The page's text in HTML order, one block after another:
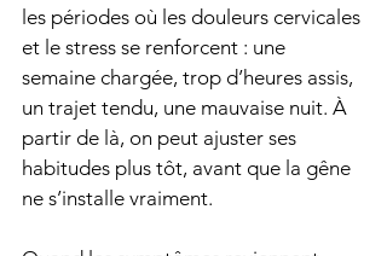
les périodes où les douleurs cervicales
et le stress se renforcent : une
semaine chargée, trop d’heures assis,
un trajet tendu, une mauvaise nuit. À
partir de là, on peut ajuster ses
habitudes plus tôt, avant que la gêne
ne s’installe vraiment.